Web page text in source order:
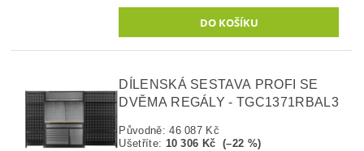
DÍLENSKÁ SESTAVA PROFI SE
DVĚMA REGÁLY - TGC1371RBAL3
Původně:46 087 Kč
Ušetříte: 10 306 Kč (–22 %)